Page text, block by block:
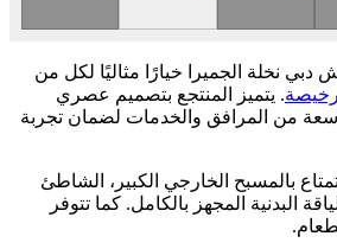
دبي نخلة الجميرا خيارًا مثاليًا لكل من
. يتميز المنتجع بتصميم عصري
من المرافق والخدمات لضمان تجربة
بالمسبح الخارجي الكبير، الشاطئ
البدنية المجهز بالكامل. كما تتوفر